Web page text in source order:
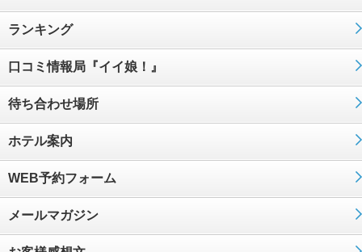
ランキング
口コミ情報局『イイ娘！』
待ち合わせ場所
ホテル案内
WEB予約フォーム
メールマガジン